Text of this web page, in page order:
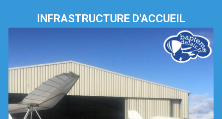
INFRASTRUCTURE D'ACCUEIL